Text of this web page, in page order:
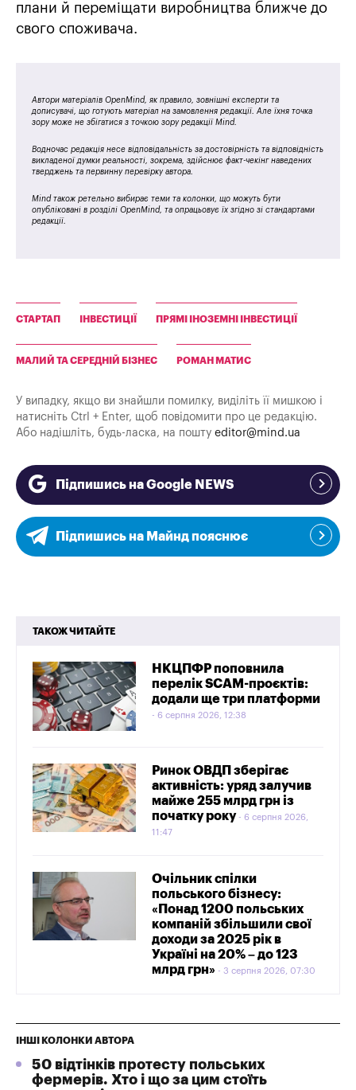
плани й переміщати виробництва ближче до
свого споживача.
Автори матеріалів OpenMind, як правило, зовнішні експерти та
дописувачі, що готують матеріал на замовлення редакції. Але їхня точка
зору може не збігатися з точкою зору редакції Mind.
Водночас редакція несе відповідальність за достовірність та відповідність
викладеної думки реальності, зокрема, здійснює факт-чекінг наведених
тверджень та первинну перевірку автора.
Mind також ретельно вибирає теми та колонки, що можуть бути
опубліковані в розділі OpenMind, та опрацьовує їх згідно зі стандартами
редакції.
СТАРТАП ІНВЕСТИЦІЇ ПРЯМІ ІНОЗЕМНІ ІНВЕСТИЦІЇ
МАЛИЙ ТА СЕРЕДНІЙ БІЗНЕС РОМАН МАТИС
У випадку, якщо ви знайшли помилку, виділіть її мишкою і
натисніть Ctrl + Enter, щоб повідомити про це редакцію.
Або надішліть, будь-ласка, на пошту editor@mind.ua
Підпишись на Google NEWS
Підпишись на Майнд пояснює
ТАКОЖ ЧИТАЙТЕ
НКЦПФР поповнила
перелік SCAM-проєктів:
додали ще три платформи
6 серпня 2026, 12:38
Ринок ОВДП зберігає
активність: уряд залучив
майже 255 млрд грн із
початку року
6 серпня 2026,
11:47
Очільник спілки
польського бізнесу:
«Понад 1200 польських
компаній збільшили свої
доходи за 2025 рік в
Україні на 20% – до 123
млрд грн»
3 серпня 2026, 07:30
ІНШІ КОЛОНКИ АВТОРА
50 відтінків протесту польських
фермерів. Хто і що за цим стоїть